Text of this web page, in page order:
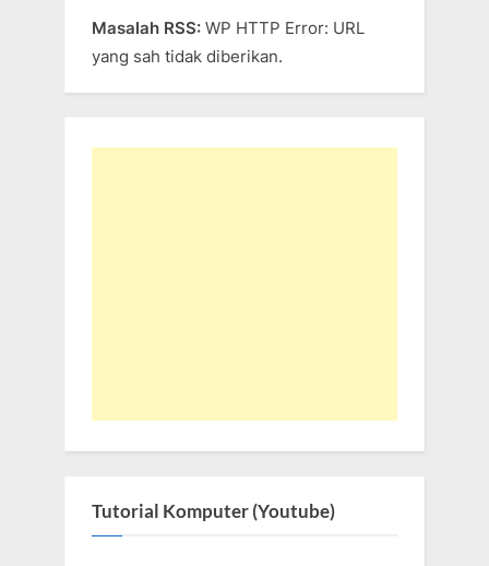
Masalah RSS: WP HTTP Error: URL
yang sah tidak diberikan.
Tutorial Komputer (Youtube)